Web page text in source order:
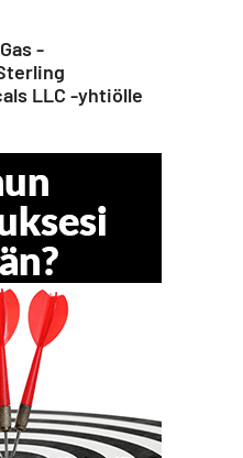
-
LLC -yhtiölle